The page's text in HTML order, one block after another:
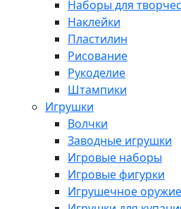
Наборы для
Наклейки
Пластилин
Рисование
Рукоделие
Штампики
Игрушки
Волчки
Заводные игрушки
Игровые наборы
Игровые фигурки
Игрушечное оружие